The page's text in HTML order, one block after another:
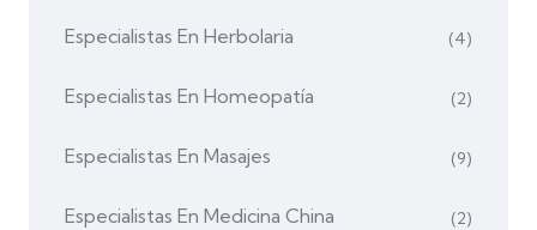
Especialistas En Herbolaria (4)
Especialistas En Homeopatía (2)
Especialistas En Masajes (9)
Especialistas En Medicina China (2)